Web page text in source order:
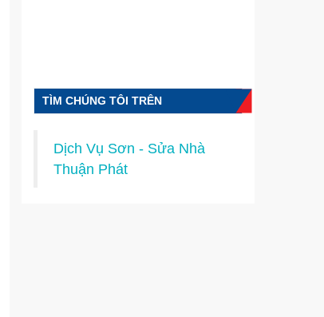
TÌM CHÚNG TÔI TRÊN
Dịch Vụ Sơn - Sửa Nhà
Thuận Phát